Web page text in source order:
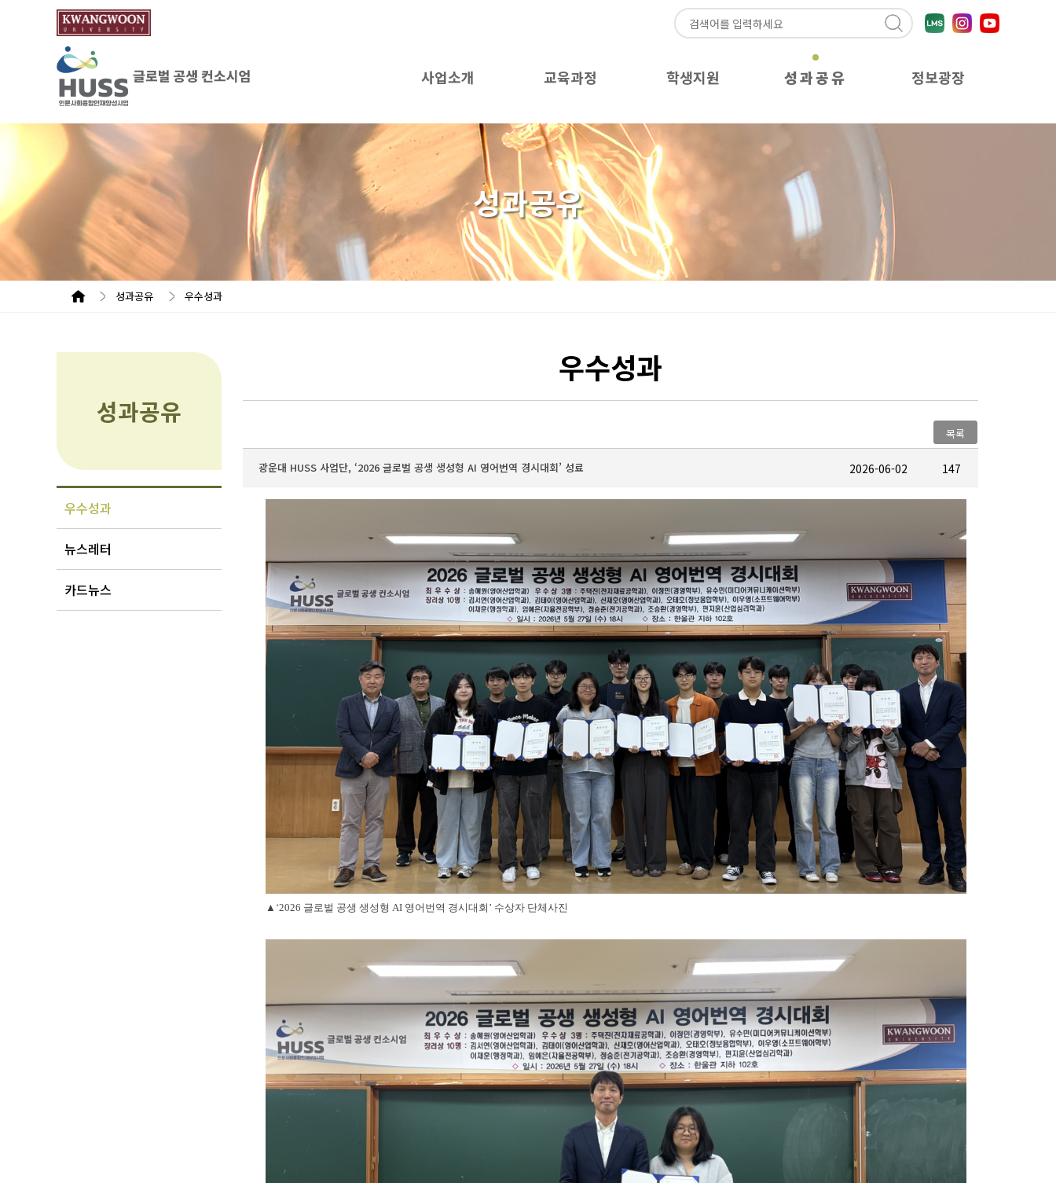
사업소개 교육과정 학생지원 성과공유 정보광장
성과공유
성과공유 우수성과
성과공유
우수성과
뉴스레터
카드뉴스
우수성과
목록
광운대 HUSS 사업단, ‘2026 글로벌 공생 생성형 AI 영어번역 경시대회’ 성료 2026-06-02 147
▲‘2026 글로벌 공생 생성형 AI 영어번역 경시대회’ 수상자 단체사진